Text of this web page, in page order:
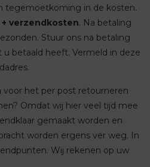
tegemoetkoming in de kosten.
+ verzendkosten. Na betaling
Stuur ons na betaling
u betaald heeft. Vermeld in deze
voor het per post retourneren
Omdat wij hier veel tijd mee
gemaakt worden en
worden ergens ver weg. In
Wij rekenen op uw